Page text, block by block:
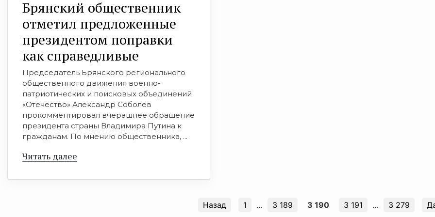
Брянский общественник
отметил предложенные
президентом поправки
как справедливые
Председатель Брянского регионального
общественного движения военно-
патриотических и поисковых объединений
«Отечество» Александр Соболев
прокомментировал вчерашнее обращение
президента страны Владимира Путина к
гражданам. По мнению общественника, ...
Читать далее
Назад 1 … 3 189 3 190 3 191 … 3 279